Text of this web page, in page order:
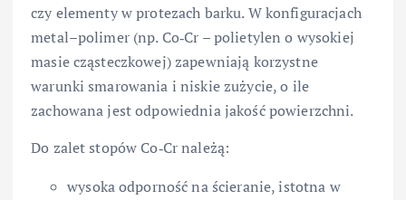
czy elementy w protezach barku. W konfiguracjach
metal–polimer (np. Co‑Cr – polietylen o wysokiej
masie cząsteczkowej) zapewniają korzystne
warunki smarowania i niskie zużycie, o ile
zachowana jest odpowiednia jakość powierzchni.
Do zalet stopów Co‑Cr należą:
wysoka odporność na ścieranie, istotna w